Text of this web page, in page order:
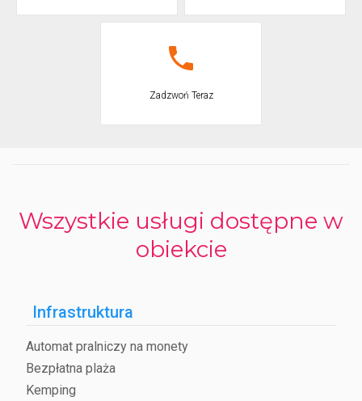
Zadzwoń Teraz
Wszystkie usługi dostępne w
obiekcie
Infrastruktura
Automat pralniczy na monety
Bezpłatna plaża
Kemping